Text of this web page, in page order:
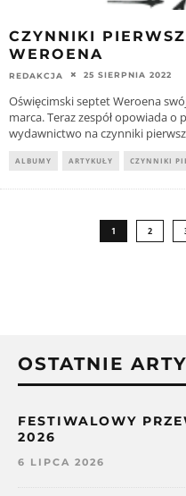
CZYNNIKI
WEROENA
REDAKCJA 25 SIERPNIA 2022
Oświęcimski septet Weroena
marca. Teraz zespół opowiada o
wydawnictwo na czynniki
ALBUMY ARTYKUŁY CZYNNIKI
1 2
OSTATNIE
FESTIWALOWY
2026
6 LIPCA 2026